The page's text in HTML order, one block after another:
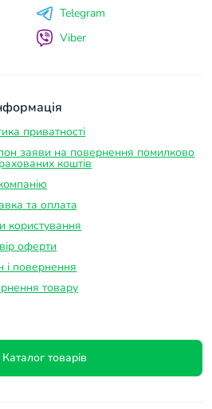
приватності
заяви на повернення помилково
коштів
та оплатa
користування
оферти
і повернення
товару
Каталог товарів
Telegram
Viber